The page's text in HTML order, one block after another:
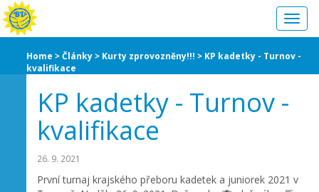
Home Články Kurty zprovozněny!!!
KP kadetky - Turnov -
kvalifikace
KP kadetky - Turnov -
kvalifikace
26. 9. 2021
První turnaj krajského přeboru kadetek a juniorek 2021 v